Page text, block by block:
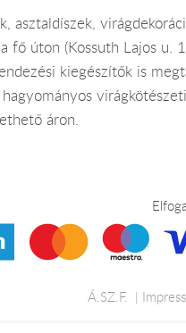
asztaldíszek,
fő úton (Kossuth Lajos
kiegészítők is
áron.
Á.SZ.F.